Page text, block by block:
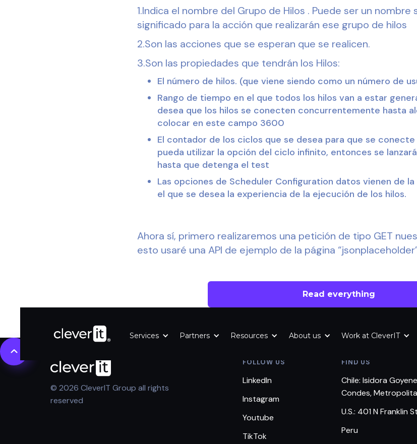
1.Indica el nombre del Grupo de Hilos . Puede ser un
significado para la acción que realizarán ese grupo de hilos
2.Son las acciones que se esperan que se realicen.
3.Son las propiedades que tendrán los Hilos:
El número de hilos. (que viene siendo como un número de
Rango de tiempo en el que todos los hilos van a estar
desea que los hilos se conecten concurrentemente hasta
colocar en este campo 3600
El contador de los ciclos que se desea para que se
pueda utilizar la opción del ciclo infinito, entonces se
hasta que detenga el test
Las opciones de Scheduler Configuration datos vienen de
el que se desea la experiencia de la ejecución de los hilos.
Ahora sí, primero realizaremos una petición de tipo GET
esto usaré una API de ejemplo de la página
Read everything
Services Partners Resources About us Work at CleverIT
© 2026 CleverIT Group all rights
reserved
FOLLOW US
LinkedIn
Instagram
Youtube
TikTok
FIND US
Chile: Isidora
Condes,
U.S.: 401 N Franklin
Peru